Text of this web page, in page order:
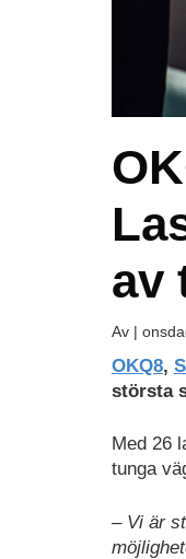
av
Av |
OKQ8,
största
Med 26
tunga
– Vi är